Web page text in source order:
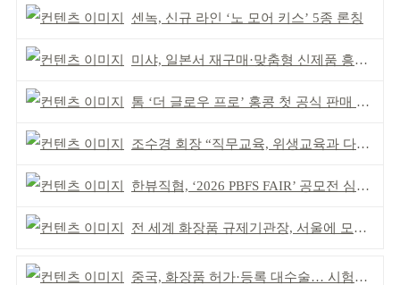
센녹, 신규 라인 ‘노 모어 키스’ 5종 론칭
미샤, 일본서 재구매·맞춤형 신제품 흥행 ‘쌍끌이’
톰 ‘더 글로우 프로’ 홍콩 첫 공식 판매 완판
조수경 회장 “직무교육, 위생교육과 다르다”
한뷰직협, ‘2026 PBFS FAIR’ 공모전 심사 성료
전 세계 화장품 규제기관장, 서울에 모인다
중국, 화장품 허가·등록 대수술… 시험자료 공용 허용